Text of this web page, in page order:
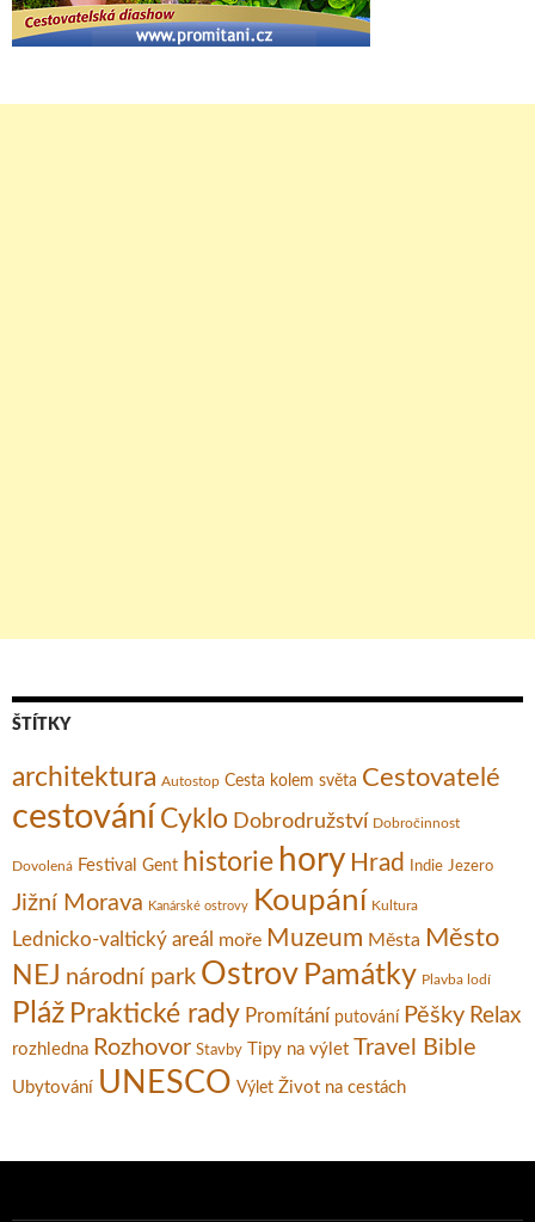
ŠTÍTKY
architektura Autostop Cesta kolem světa Cestovatelé
cestování Cyklo Dobrodružství Dobročinnost
Dovolená Festival Gent historie hory Hrad Indie Jezero
Jižní Morava Kanárské ostrovy Koupání Kultura
Lednicko-valtický areál moře Muzeum Města Město
NEJ národní park Ostrov Památky Plavba lodí
Pláž Praktické rady Promítání putování Pěšky Relax
rozhledna Rozhovor Stavby Tipy na výlet Travel Bible
Ubytování UNESCO Výlet Život na cestách